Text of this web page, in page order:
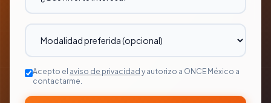
Acepto el aviso de privacidad y autorizo a ONCE México a
contactarme.